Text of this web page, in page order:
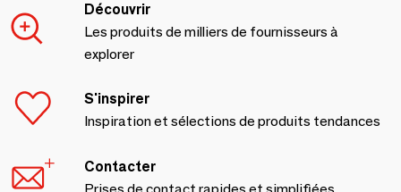
Découvrir
Les produits de milliers de fournisseurs à
explorer
S'inspirer
Inspiration et sélections de produits tendances
Contacter